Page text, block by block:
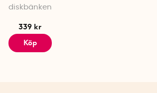
diskbänken
339 kr
Köp